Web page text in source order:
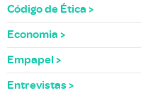
Código de Ética
Economia
Empapel
Entrevistas